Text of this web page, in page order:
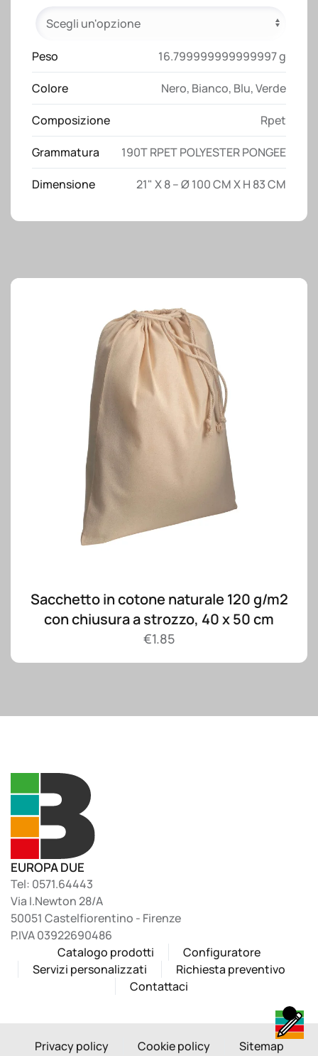
PET
pongee
190T
quantità
Peso 16.799999999999997 g
Colore Nero, Bianco, Blu,Verde
Composizione Rpet
Grammatura 190T RPET POLYESTER PONGEE
Dimensione 21" X 8 – Ø 100 CM X H 83 CM
Sacchetto in cotone naturale 120 g/m2
con chiusura a strozzo, 40 x 50 cm
€1.85
EUROPA DUE
Tel: 0571.64443
Via I.Newton 28/A
50051 Castelfiorentino - Firenze
P.IVA 03922690486
Catalogo prodotti
Configuratore
Servizi personalizzati
Richiesta preventivo
Contattaci
Privacy policy Cookie policy Sitemap